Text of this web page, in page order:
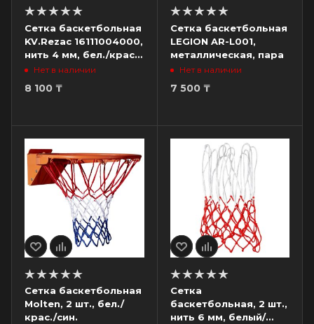
Сетка баскетбольная
KV.Rezac 16111004000,
нить 4 мм, бел./крас./
син.Нет в наличии
8 100 ₸
Сетка баскетбольная
LEGION AR-L001,
металлическая, пара
Нет в наличии
7 500₸
Сетка баскетбольная
Molten, 2 шт., бел./
крас./син.
Сетка
баскетбольная, 2 шт.,
нить 6 мм, белый/